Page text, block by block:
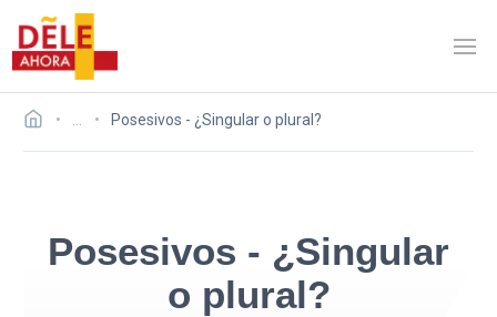
Posesivos - ¿Singular o plural?
Posesivos - ¿Singular
o plural?